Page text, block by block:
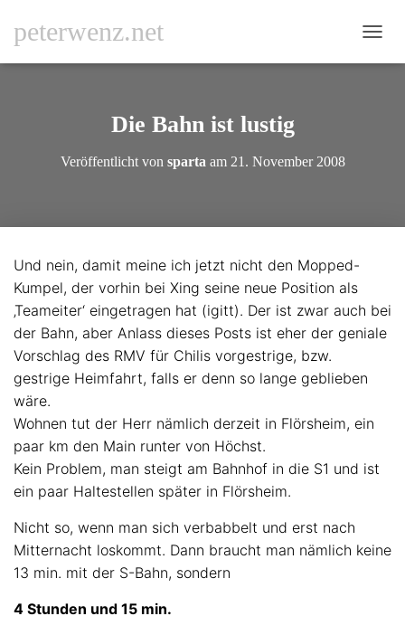
peterwenz.net
A
A
L
T
Die Bahn ist lustig
Veröffentlicht von sparta am 21. November 2008
Und nein, damit meine ich jetzt nicht den Mopped-
Kumpel, der vorhin bei Xing seine neue Position als
‚Teameiter‘ eingetragen hat (igitt). Der ist zwar auch bei
der Bahn, aber Anlass dieses Posts ist eher der geniale
Vorschlag des RMV für Chilis vorgestrige, bzw.
gestrige Heimfahrt, falls er denn so lange geblieben
wäre.
Wohnen tut der Herr nämlich derzeit in Flörsheim, ein
paar km den Main runter von Höchst.
Kein Problem, man steigt am Bahnhof in die S1 und ist
ein paar Haltestellen später in Flörsheim.
Nicht so, wenn man sich verbabbelt und erst nach
Mitternacht loskommt. Dann braucht man nämlich keine
13 min. mit der S-Bahn, sondern
4 Stunden und 15 min.